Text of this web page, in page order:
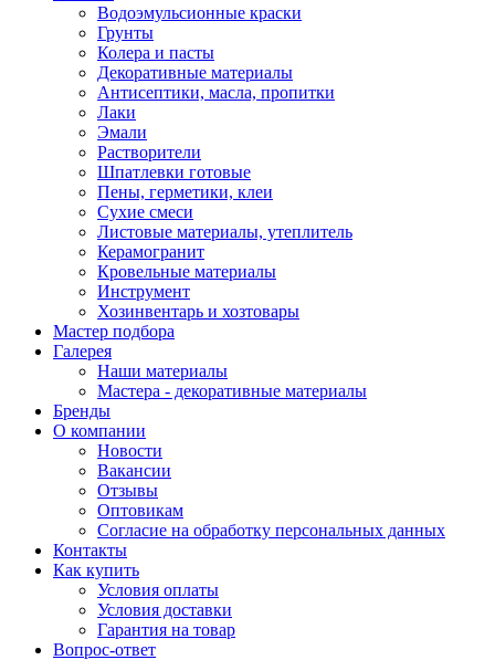
Водоэмульсионные краски
Грунты
Колера и пасты
Декоративные материалы
Антисептики, масла, пропитки
Лаки
Эмали
Растворители
Шпатлевки готовые
Пены, герметики, клеи
Сухие смеси
Листовые материалы, утеплитель
Керамогранит
Кровельные материалы
Инструмент
Хозинвентарь и хозтовары
Мастер подбора
Галерея
Наши материалы
Мастера - декоративные материалы
Бренды
О компании
Новости
Вакансии
Отзывы
Оптовикам
Cогласие на обработку персональных данных
Контакты
Как купить
Условия оплаты
Условия доставки
Гарантия на товар
Вопрос-ответ